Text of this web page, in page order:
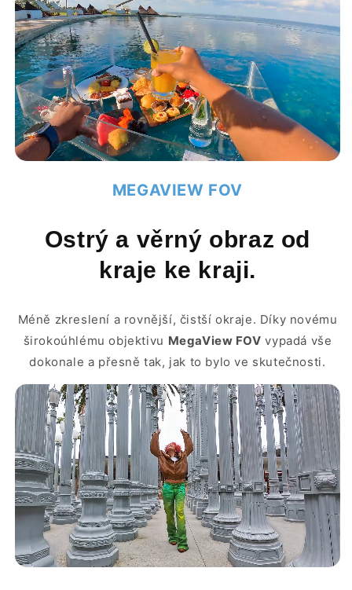
MEGAVIEW FOV
Ostrý a věrný obraz od
kraje ke kraji.
Méně zkreslení a rovnější, čistší okraje. Díky novému
širokoúhlému objektivu MegaView FOV vypadá vše
dokonale a přesně tak, jak to bylo ve skutečnosti.